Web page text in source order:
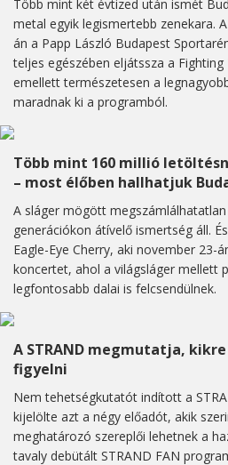
Több mint két évtized után ismét
metal egyik legismertebb zenekara.
án a Papp László Budapest
teljes egészében eljátssza a
emellett természetesen a
maradnak ki a programból.
Több mint 160 millió
– most élőben hallhatjuk
A sláger mögött
generációkon átívelő ismertség áll.
Eagle-Eye Cherry, aki november 23-
koncertet, ahol a világsláger mellett
legfontosabb dalai is felcsendülnek.
A STRAND megmutatja,
figyelni
Nem tehetségkutatót indított a
kijelölte azt a négy előadót, akik
meghatározó szereplői lehetnek a
tavaly debütált STRAND FAN